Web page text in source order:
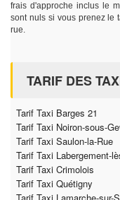
frais d'approche inclus le
sont nuls si vous prenez le
rue.
TARIF DES
Tarif Taxi Barges 21
Tarif Taxi Noiron-sous-
Tarif Taxi Saulon-la-Rue
Tarif Taxi Labergement-
Tarif Taxi Crimolois
Tarif Taxi Quétigny